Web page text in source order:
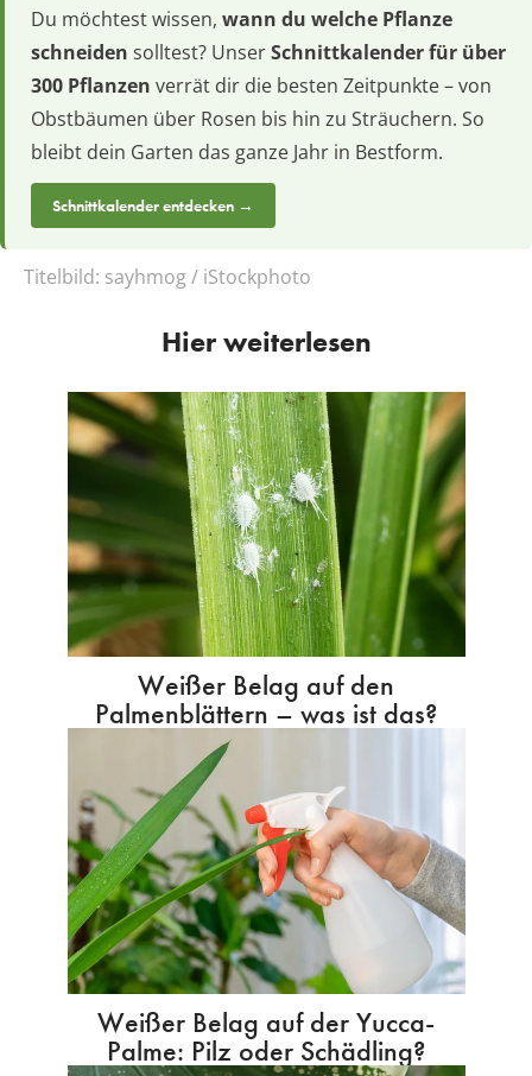
Du möchtest wissen, wann du welche Pflanze
schneiden solltest? UnserSchnittkalender für über
300 Pflanzen verrät dir die besten Zeitpunkte – von
Obstbäumen über Rosen bis hin zu Sträuchern. So
bleibt dein Garten das ganze Jahr in Bestform.
Schnittkalender entdecken →
Titelbild: sayhmog / iStockphoto
Hier weiterlesen
Weißer Belag auf den
Palmenblättern – was ist das?
Weißer Belag auf der Yucca-
Palme: Pilz oder Schädling?